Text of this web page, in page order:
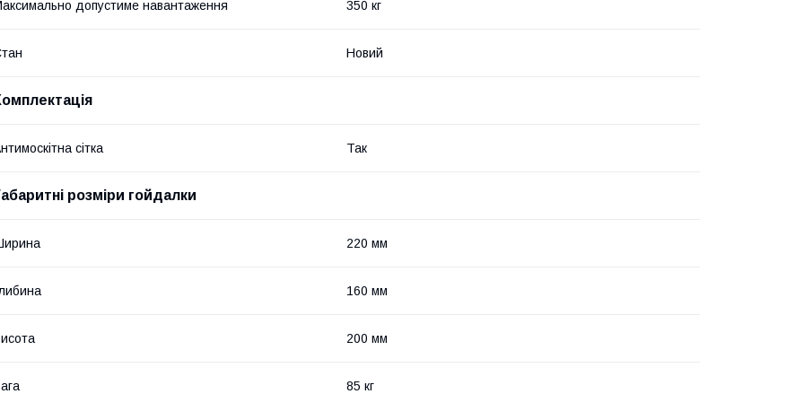
допустиме навантаження 350 кг
Новий
сітка Так
розміри гойдалки
220 мм
160 мм
200 мм
85 кг